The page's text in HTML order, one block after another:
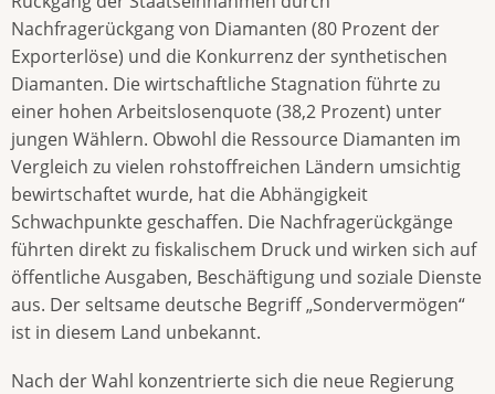
Nachfragerückgang von Diamanten (80 Prozent der
Exporterlöse) und die Konkurrenz der synthetischen
Diamanten. Die wirtschaftliche Stagnation führte zu
einer hohen Arbeitslosenquote (38,2 Prozent) unter
jungen Wählern. Obwohl die Ressource Diamanten im
Vergleich zu vielen rohstoffreichen Ländern umsichtig
bewirtschaftet wurde, hat die Abhängigkeit
Schwachpunkte geschaffen. Die Nachfragerückgänge
führten direkt zu fiskalischem Druck und wirken sich auf
öffentliche Ausgaben, Beschäftigung und soziale Dienste
aus. Der seltsame deutsche Begriff „Sondervermögen“
ist in diesem Land unbekannt.
Nach der Wahl konzentrierte sich die neue Regierung